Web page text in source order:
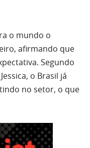
o mundo o
afirmando que
Segundo
o Brasil já
no setor, o que